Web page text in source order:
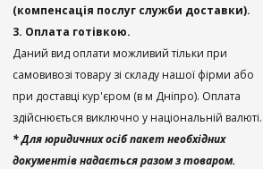
(компенсація послуг служби доставки).
3. Оплата готівкою.
Даний вид оплати можливий тільки при
самовивозі товару зі складу нашої фірми або
при доставці кур'єром (в м Дніпро). Оплата
здійснюється виключно у національній валюті.
* Для юридичних осіб пакет необхідних
документів надається разом з товаром.